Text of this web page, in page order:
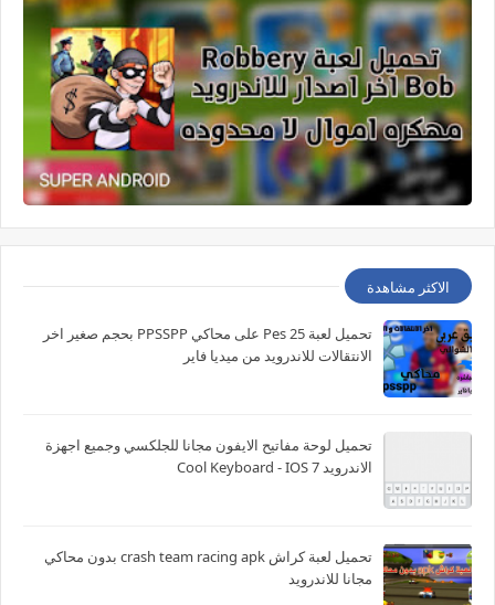
الاكثر مشاهدة
تحميل لعبة Pes 25 على محاكي PPSSPP بحجم صغير اخر
الانتقالات للاندرويد من ميديا فاير
تحميل لوحة مفاتيح الايفون مجانا للجلكسي وجميع اجهزة
الاندرويد Cool Keyboard - IOS 7
تحميل لعبة كراش crash team racing apk بدون محاكي
مجانا للاندرويد